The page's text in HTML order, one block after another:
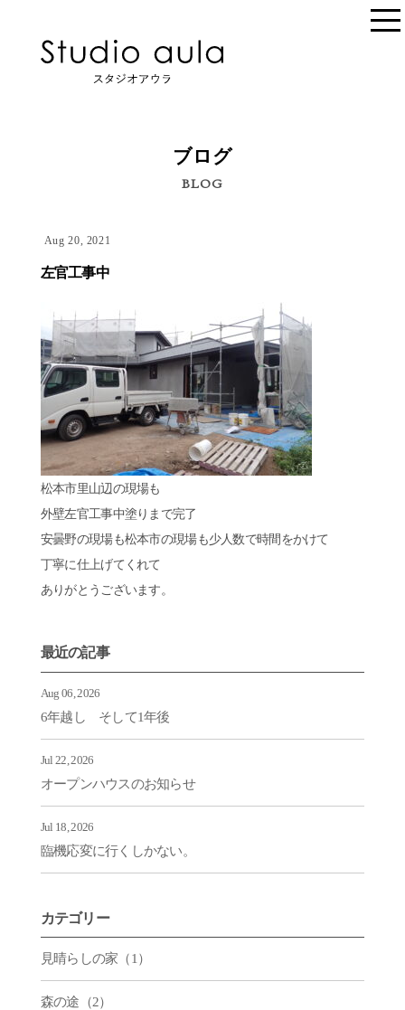
ブログ
BLOG
Aug 20, 2021
左官工事中
松本市里山辺の現場も
外壁左官工事中塗りまで完了
安曇野の現場も松本市の現場も少人数で時間をかけて
丁寧に仕上げてくれて
ありがとうございます。
最近の記事
Aug 06, 2026
6年越し そして1年後
Jul 22, 2026
オープンハウスのお知らせ
Jul 18, 2026
臨機応変に行くしかない。
カテゴリー
見晴らしの家（1）
森の途（2）